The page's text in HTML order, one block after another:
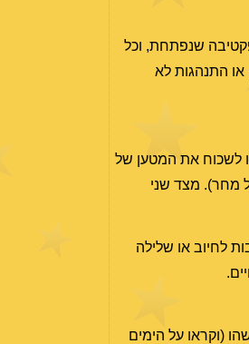
שנפתחת, וכל
או התנהגות לא
לשכוח את המטען של
מחר). מצד שני
לחיוב או שלילה
(וקראו על הימים